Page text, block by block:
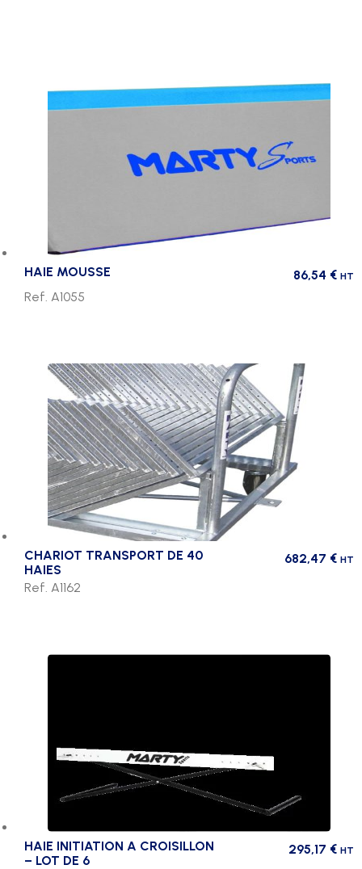
HAIE MOUSSE 86,54 € HT
Ref. A1055
CHARIOT TRANSPORT DE 40
HAIES
682,47 € HT
Ref. A1162
HAIE INITIATION A CROISILLON
– LOT DE 6
295,17 € HT